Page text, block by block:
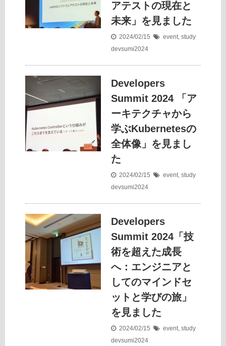
アテストの現在と
未来」を見ました
2024/02/15 event, study
devsumi2024
Developers
Summit 2024 「ア
ーキテクチャから
学ぶKubernetesの
全体像」を見まし
た
2024/02/15 event, study
devsumi2024
Developers
Summit 2024「技
術を超えた成長
へ：エンジニアと
してのマインドセ
ットと学びの旅」
を見ました
2024/02/15 event, study
devsumi2024